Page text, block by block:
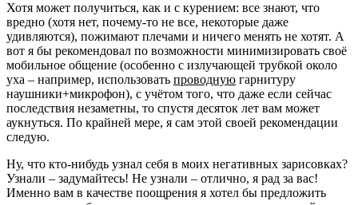
Хотя может получиться, как и с курением: все знают, что
вредно (хотя нет, почему-то не все, некоторые даже
удивляются), пожимают плечами и ничего менять не хотят. А
вот я бы рекомендовал по возможности минимизировать своё
мобильное общение (особенно с излучающей трубкой около
уха – например, использовать проводную гарнитуру
наушники+микрофон), с учётом того, что даже если сейчас
последствия незаметны, то спустя десяток лет вам может
аукнуться. По крайней мере, я сам этой своей рекомендации
следую.
Ну, что кто-нибудь узнал себя в моих негативных зарисовках?
Узнали – задумайтесь! Не узнали – отлично, я рад за вас!
Именно вам в качестве поощрения я хотел бы предложить